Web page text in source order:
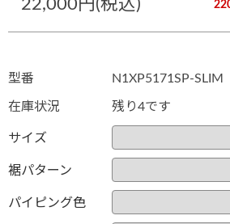
22,000円(税込)
型番 N1XP5171SP-SLIM
在庫状況 残り4です
サイズ
裾パターン
パイピング色